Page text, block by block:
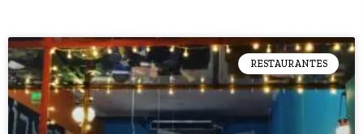
RESTAURANTES